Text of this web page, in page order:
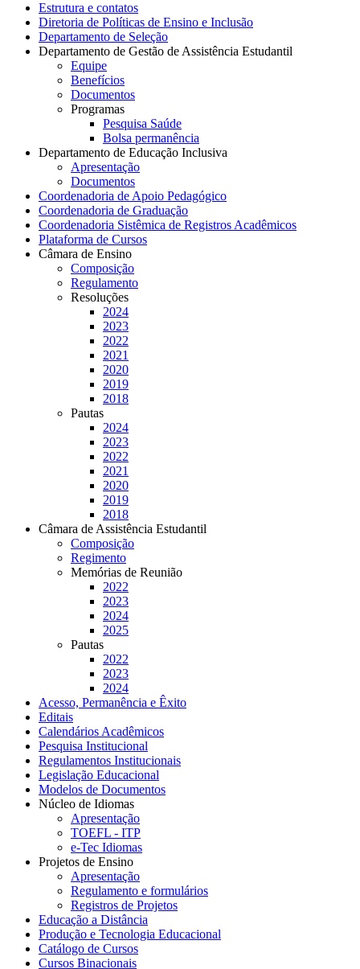
Estrutura e contatos
Diretoria de Políticas de Ensino e Inclusão
Departamento de Seleção
Departamento de Gestão de Assistência Estudantil
Equipe
Benefícios
Documentos
Programas
Pesquisa Saúde
Bolsa permanência
Departamento de Educação Inclusiva
Apresentação
Documentos
Coordenadoria de Apoio Pedagógico
Coordenadoria de Graduação
Coordenadoria Sistêmica de Registros Acadêmicos
Plataforma de Cursos
Câmara de Ensino
Composição
Regulamento
Resoluções
2024
2023
2022
2021
2020
2019
2018
Pautas
2024
2023
2022
2021
2020
2019
2018
Câmara de Assistência Estudantil
Composição
Regimento
Memórias de Reunião
2022
2023
2024
2025
Pautas
2022
2023
2024
Acesso, Permanência e Êxito
Editais
Calendários Acadêmicos
Pesquisa Institucional
Regulamentos Institucionais
Legislação Educacional
Modelos de Documentos
Núcleo de Idiomas
Apresentação
TOEFL - ITP
e-Tec Idiomas
Projetos de Ensino
Apresentação
Regulamento e formulários
Registros de Projetos
Educação a Distância
Produção e Tecnologia Educacional
Catálogo de Cursos
Cursos Binacionais